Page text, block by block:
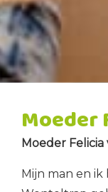
Moeder
Moeder
Mijn man en